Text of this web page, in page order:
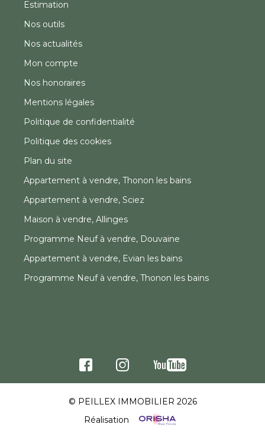
Estimation
Nos outils
Nos actualités
Mon compte
Nos honoraires
Mentions légales
Politique de confidentialité
Politique des cookies
Plan du site
Appartement à vendre, Thonon les bains
Appartement à vendre, Sciez
Maison à vendre, Allinges
Programme Neuf à vendre, Douvaine
Appartement à vendre, Evian les bains
Programme Neuf à vendre, Thonon les bains
© PEILLEX IMMOBILIER 2026
Réalisation